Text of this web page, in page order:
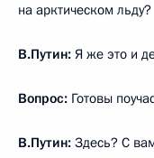
на арктическом льду?
В.Путин: Я же это и
Вопрос: Готовы
В.Путин: Здесь? С